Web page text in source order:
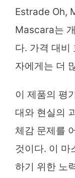
Estrade Oh,
Mascara는
다. 가격 대비
자에게는 더
이 제품의 평
대와 현실의
체감 문제를
것이다. 이 마
하기 위한 노